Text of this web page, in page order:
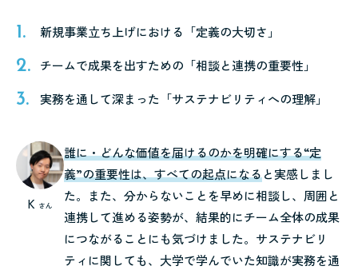
新規事業立ち上げにおける「定義の大切さ」
チームで成果を出すための「相談と連携の重要性」
実務を通して深まった「サステナビリティへの理解」
K さん
誰に・どんな価値を届けるのかを明確にする“定
義”の重要性は、すべての起点になると実感しまし
た。また、分からないことを早めに相談し、周囲と
連携して進める姿勢が、結果的にチーム全体の成果
につながることにも気づけました。サステナビリ
ティに関しても、大学で学んでいた知識が実務を通